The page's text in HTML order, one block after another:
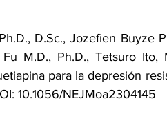
D.Sc., Jozefien Buyze
M.D., Ph.D., Tetsuro Ito,
para la depresión
10.1056/NEJMoa2304145